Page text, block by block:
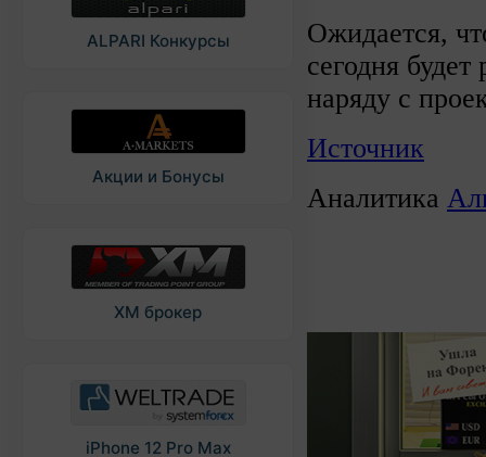
ALPARI Конкурсы
Акции и Бонусы
XM брокер
iPhone 12 Pro Max
Ожидается,
сегодня
наряду с
Источник
Аналитика